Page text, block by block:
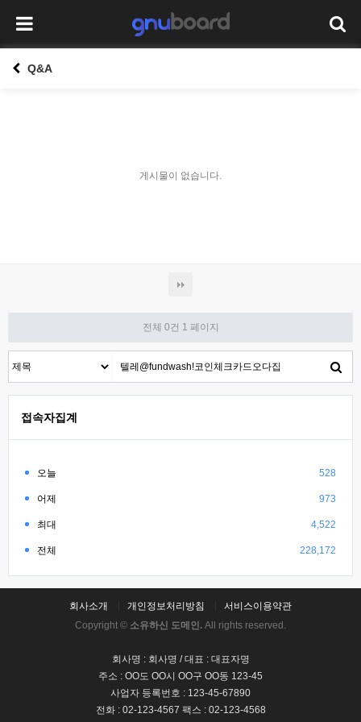
Q&A
게시물이 없습니다.
전체 0건 1 페이지
접속자집계
오늘 528
어제 973
최대 4,522
전체 228,172
회사소개 개인정보처리방침
서비스이용약관
Copyright © 소유하신 도메인. All rights reserved.
회사명 : 회사명 / 대표 : 대표자명
주소 : OO도 OO시 OO구 OO동 123-45
사업자 등록번호 : 123-45-67890
전화 : 02-123-4567 팩스 : 02-123-4568